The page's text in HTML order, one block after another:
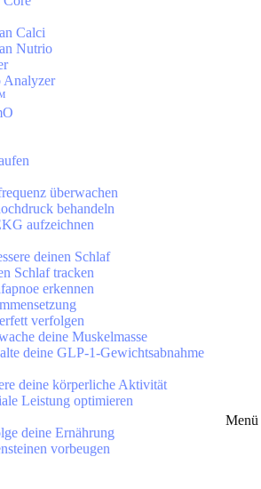
Menü
Calci
Nutrio
Analyzer
überwachen
behandeln
aufzeichnen
deinen Schlaf
Schlaf tracken
erkennen
verfolgen
deine Muskelmasse
deine GLP-1-Gewichtsabnahme
deine körperliche Aktivität
Leistung optimieren
deine Ernährung
vorbeugen